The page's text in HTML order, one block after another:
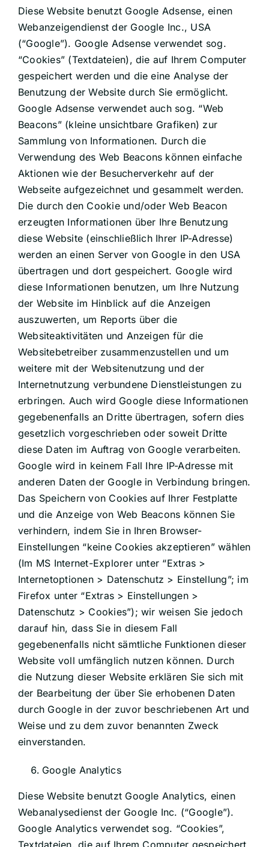
Diese Website benutzt Google Adsense, einen
Webanzeigendienst der Google Inc., USA
(“Google”). Google Adsense verwendet sog.
“Cookies” (Textdateien), die auf Ihrem Computer
gespeichert werden und die eine Analyse der
Benutzung der Website durch Sie ermöglicht.
Google Adsense verwendet auch sog. “Web
Beacons” (kleine unsichtbare Grafiken) zur
Sammlung von Informationen. Durch die
Verwendung des Web Beacons können einfache
Aktionen wie der Besucherverkehr auf der
Webseite aufgezeichnet und gesammelt werden.
Die durch den Cookie und/oder Web Beacon
erzeugten Informationen über Ihre Benutzung
diese Website (einschließlich Ihrer IP-Adresse)
werden an einen Server von Google in den USA
übertragen und dort gespeichert. Google wird
diese Informationen benutzen, um Ihre Nutzung
der Website im Hinblick auf die Anzeigen
auszuwerten, um Reports über die
Websiteaktivitäten und Anzeigen für die
Websitebetreiber zusammenzustellen und um
weitere mit der Websitenutzung und der
Internetnutzung verbundene Dienstleistungen zu
erbringen. Auch wird Google diese Informationen
gegebenenfalls an Dritte übertragen, sofern dies
gesetzlich vorgeschrieben oder soweit Dritte
diese Daten im Auftrag von Google verarbeiten.
Google wird in keinem Fall Ihre IP-Adresse mit
anderen Daten der Google in Verbindung bringen.
Das Speichern von Cookies auf Ihrer Festplatte
und die Anzeige von Web Beacons können Sie
verhindern, indem Sie in Ihren Browser-
Einstellungen “keine Cookies akzeptieren” wählen
(Im MS Internet-Explorer unter “Extras >
Internetoptionen > Datenschutz > Einstellung”; im
Firefox unter “Extras > Einstellungen >
Datenschutz > Cookies”); wir weisen Sie jedoch
darauf hin, dass Sie in diesem Fall
gegebenenfalls nicht sämtliche Funktionen dieser
Website voll umfänglich nutzen können. Durch
die Nutzung dieser Website erklären Sie sich mit
der Bearbeitung der über Sie erhobenen Daten
durch Google in der zuvor beschriebenen Art und
Weise und zu dem zuvor benannten Zweck
einverstanden.
Google Analytics
Diese Website benutzt Google Analytics, einen
Webanalysedienst der Google Inc. (“Google”).
Google Analytics verwendet sog. “Cookies”,
Textdateien, die auf Ihrem Computer gespeichert